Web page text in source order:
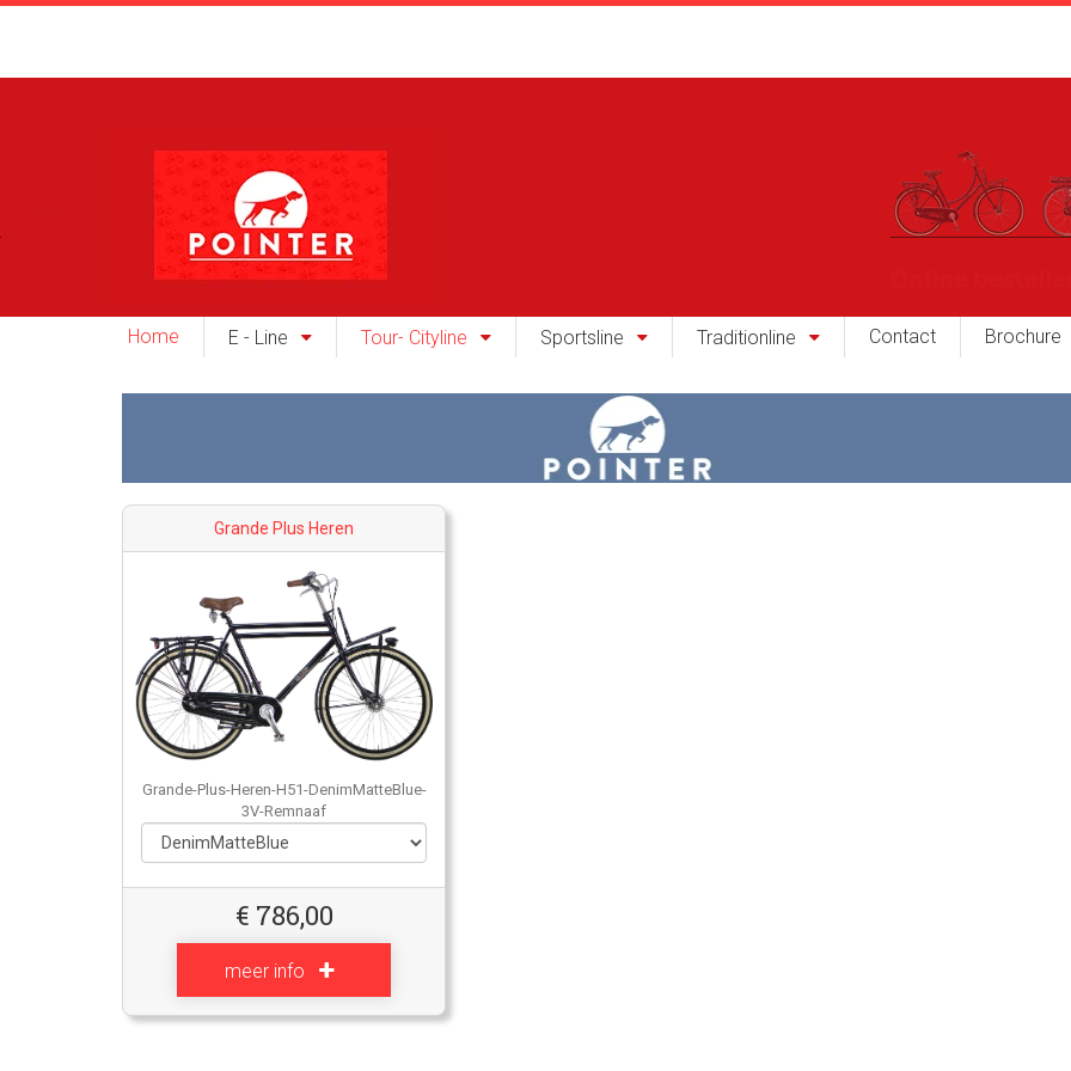
Home E - Line Tour- Cityline Sportsline Traditionline Contact Brochure
Grande Plus Heren
Grande-Plus-Heren-H51-DenimMatteBlue-
3V-Remnaaf
€ 786,00
meer info